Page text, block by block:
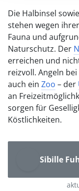
Die Halbinsel
stehen wegen
Fauna und
Naturschutz. Der
erreichen und
reizvoll. Angeln
auch ein Zoo – der
an
sorgen für
Köstlichkeiten.
Sibille